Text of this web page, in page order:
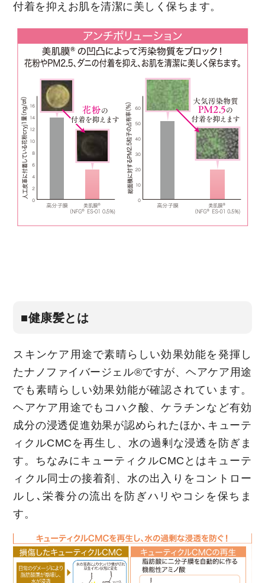
付着を抑えお肌を清潔に美しく保ちます。
■健康髪とは
スキンケア用途で素晴らしい効果効能を発揮し
たナノファイバージェル®ですが、ヘアケア用途
でも素晴らしい効果効能が確認されています。
ヘアケア用途でもコハク酸、ケラチンなど有効
成分の浸透促進効果が認められたほか､キューテ
ィクルCMCを再生し、水の過剰な浸透を防ぎま
す。ちなみにキューティクルCMCとはキューテ
ィクル同士の接着剤、水の出入りをコントロー
ルし､栄養分の流出を防ぎハリやコシを保ちま
す。